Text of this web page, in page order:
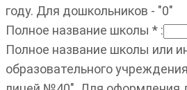
году. Для дошкольников - "0"
Полное название школы * :
Полное название школы или
образовательного